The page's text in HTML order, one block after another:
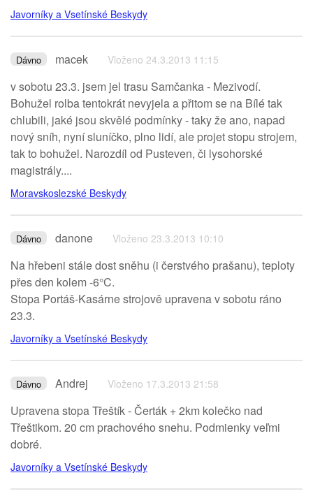
Javorníky a Vsetínské Beskydy
Dávno macek Vloženo 24.3.2013 11:15
v sobotu 23.3. jsem jel trasu Samčanka - Mezivodí.
Bohužel rolba tentokrát nevyjela a přitom se na Bílé tak
chlubili, jaké jsou skvělé podmínky - taky že ano, napad
nový sníh, nyní sluníčko, plno lidí, ale projet stopu strojem,
tak to bohužel. Narozdíl od Pusteven, či lysohorské
magistrály....
Moravskoslezské Beskydy
Dávno danone Vloženo 23.3.2013 10:10
Na hřebeni stále dost sněhu (i čerstvého prašanu), teploty
přes den kolem -6°C.
Stopa Portáš-Kasárne strojově upravena v sobotu ráno
23.3.
Javorníky a Vsetínské Beskydy
Dávno Andrej Vloženo 17.3.2013 21:58
Upravena stopa Třeštík - Čerták + 2km kolečko nad
Třeštikom. 20 cm prachového snehu. Podmienky veľmi
dobré.
Javorníky a Vsetínské Beskydy